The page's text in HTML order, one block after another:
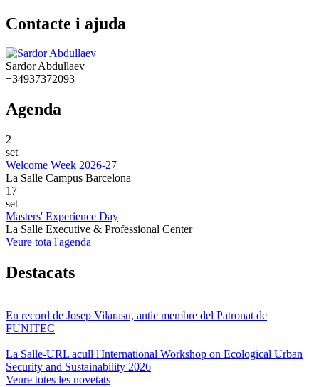
Contacte i ajuda
Sardor Abdullaev
+34937372093
Agenda
2
set
Welcome Week 2026-27
La Salle Campus Barcelona
17
set
Masters' Experience Day
La Salle Executive & Professional Center
Veure tota l'agenda
Destacats
En record de Josep Vilarasu, antic membre del Patronat de
FUNITEC
La Salle-URL acull l'International Workshop on Ecological Urban
Security and Sustainability 2026
Veure totes les novetats